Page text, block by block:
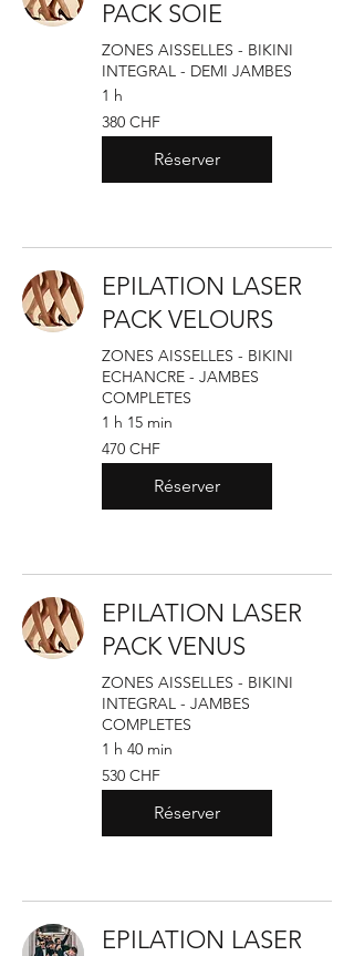
PACK SOIE
ZONES AISSELLES - BIKINI
INTEGRAL - DEMI JAMBES
1 h
380
francs
suisses
380 CHF
Réserver
EPILATION LASER
PACK VELOURS
ZONES AISSELLES - BIKINI
ECHANCRE - JAMBES
COMPLETES
1 h 15 min
470
francs
suisses
470 CHF
Réserver
EPILATION LASER
PACK VENUS
ZONES AISSELLES - BIKINI
INTEGRAL - JAMBES
COMPLETES
1 h 40 min
530
francs
suisses
530 CHF
Réserver
EPILATION LASER